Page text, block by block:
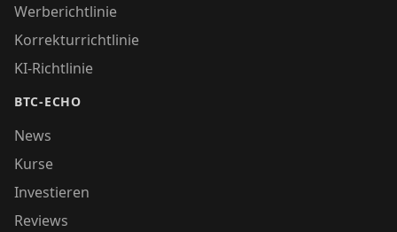
Werberichtlinie
Korrekturrichtlinie
KI-Richtlinie
BTC-ECHO
News
Kurse
Investieren
Reviews